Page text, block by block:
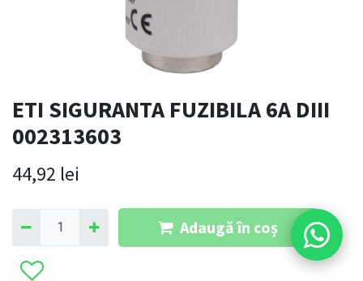
ETI SIGURANTA FUZIBILA 6A DIII
002313603
44,92 lei
Adaugă în coș